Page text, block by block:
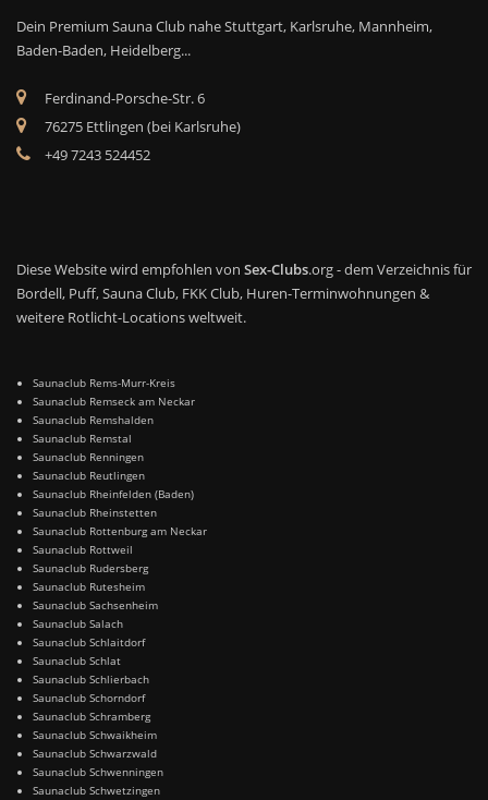
Dein Premium Sauna Club nahe Stuttgart, Karlsruhe, Mannheim,
Baden-Baden, Heidelberg...
Ferdinand-Porsche-Str. 6
76275 Ettlingen (bei Karlsruhe)
+49 7243 524452
Diese Website wird empfohlen von Sex-Clubs.org - dem Verzeichnis für
Bordell, Puff, Sauna Club, FKK Club, Huren-Terminwohnungen &
weitere Rotlicht-Locations weltweit.
Saunaclub Rems-Murr-Kreis
Saunaclub Remseck am Neckar
Saunaclub Remshalden
Saunaclub Remstal
Saunaclub Renningen
Saunaclub Reutlingen
Saunaclub Rheinfelden (Baden)
Saunaclub Rheinstetten
Saunaclub Rottenburg am Neckar
Saunaclub Rottweil
Saunaclub Rudersberg
Saunaclub Rutesheim
Saunaclub Sachsenheim
Saunaclub Salach
Saunaclub Schlaitdorf
Saunaclub Schlat
Saunaclub Schlierbach
Saunaclub Schorndorf
Saunaclub Schramberg
Saunaclub Schwaikheim
Saunaclub Schwarzwald
Saunaclub Schwenningen
Saunaclub Schwetzingen